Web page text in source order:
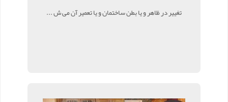
تغییر در ظاهر و یا بطن ساختمان و یا تعمیر آن می ش ...